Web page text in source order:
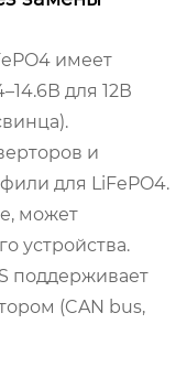
имеет
для 12В
и
для LiFePO4.
может
устройства.
поддерживает
(CAN bus,